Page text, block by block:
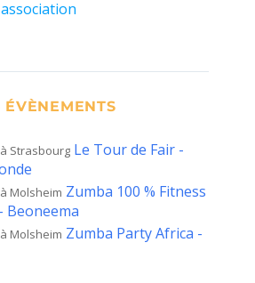
Strasbourg Le Tour de Fair -
Molsheim Zumba 100 % Fitness
Beoneema
Molsheim Zumba Party Africa -